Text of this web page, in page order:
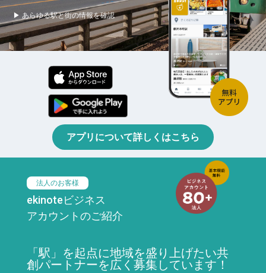
▶ あらゆる駅と街の情報を確認
アプリについて詳しくはこちら
法人のお客様
ekinoteビジネス
アカウントのご紹介
「駅」を起点に地域を盛り上げたい共
創パートナーを広く募集しています！